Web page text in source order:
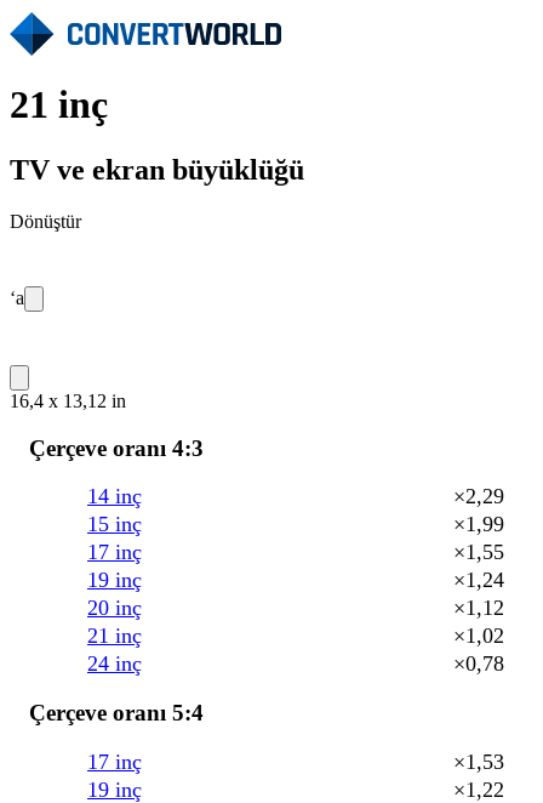
21 inç
TV ve ekran büyüklüğü
Dönüştür
‘a
16,4 x 13,12 in
Çerçeve oranı 4:3
14 inç
×2,29
15 inç
×1,99
17 inç
×1,55
19 inç
×1,24
20 inç
×1,12
21 inç
×1,02
24 inç
×0,78
Çerçeve oranı 5:4
17 inç
×1,53
19 inç
×1,22